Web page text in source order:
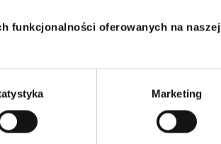
funkcjonalności oferowanych na naszej
Marketing